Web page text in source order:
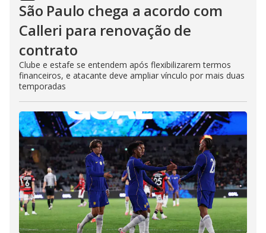
São Paulo chega a acordo com
Calleri para renovação de
contrato
Clube e estafe se entendem após flexibilizarem termos
financeiros, e atacante deve ampliar vínculo por mais duas
temporadas